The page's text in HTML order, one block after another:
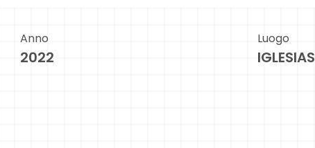
Anno
2022
Luogo
IGLESIAS